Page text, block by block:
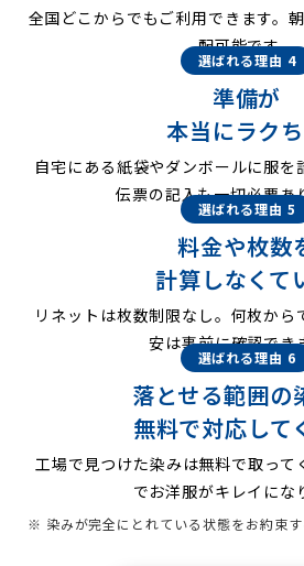
全国どこからでもご利用できます。
配可能です。
選ばれる理由 4
準備が
本当にラク
自宅にある紙袋やダンボールに服を
伝票の記入も一切必要あ
選ばれる理由 5
料金や枚数
計算しなくて
リネットは枚数制限なし。何枚から
安は事前に確認でき
選ばれる理由 6
落とせる範囲の
無料で対応して
工場で見つけた染みは無料で取って
でお洋服がキレイにな
※ 染みが完全にとれている状態をお約束す